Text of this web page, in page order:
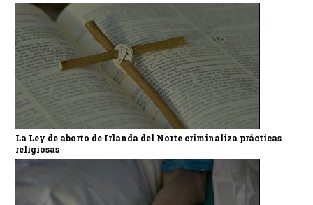
La Ley de aborto de Irlanda del Norte criminaliza prácticas
religiosas